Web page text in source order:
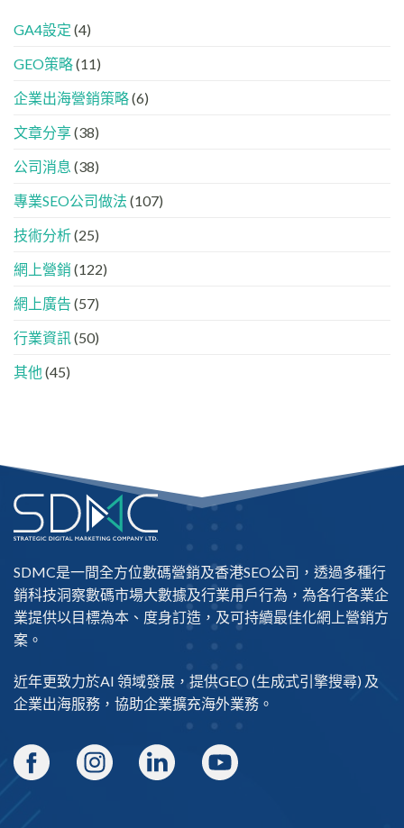
HTML
設
定
指
的
FB、
Threads、
內
分
中
現？
文
懂
GEO、
與
的
際
法
經
化
GEO
時
下，
牌
何
入
AI
的
「信
名
GA4設定 (4)
GEO策略(11)
企業出海營銷策略(6)
文章分享(38)
公司消息 (38)
專業SEO公司做法 (107)
技術分析(25)
網上營銷 (122)
網上廣告 (57)
行業資訊(50)
其他 (45)
SDMC是一間全方位數碼營銷及香港SEO公司 ，透過多種行
銷科技洞察數碼市場大數據及行業用戶行為，為各行各業企
業提供以目標為本、度身訂造，及可持續最佳化網上營銷方
案。
近年更致力於AI 領域發展，提供GEO(生成式引擎搜尋) 及
企業出海服務，協助企業擴充海外業務。